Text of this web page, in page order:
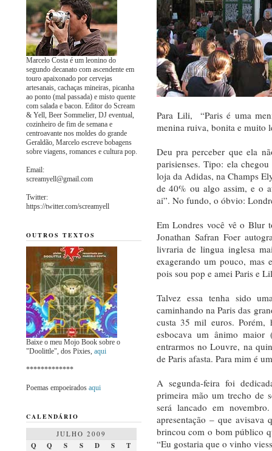
Para Lili, “Paris é uma
menina ruiva, bonita e muito
Deu pra perceber que ela
parisienses. Tipo: ela
loja da Adidas, na Champs
de 40% ou algo assim, e o
ai”. No fundo, o óbvio:
Em Londres você vê o Blur
Jonathan Safran Foer
livraria de lingua inglesa
exagerando um pouco,
pois sou pop e amei Paris e
Talvez essa tenha sido
caminhando na Paris das
custa 35 mil euros.
esbocava um ânimo maior
entrarmos no Louvre, na
de Paris afasta. Para mim é
A segunda-feira foi
primeira mão um trecho de
será lancado em
apresentação – que avisava
brincou com o bom público
“Eu gostaria que o vinho
Marcelo Costa é um leonino do
segundo decanato com ascendente em
touro apaixonado por cervejas
artesanais, cachaças mineiras, picanha
ao ponto (mal passada) e misto quente
com salada e bacon. Editor do Scream
& Yell, Beer Sommelier, DJ eventual,
cozinheiro de fim de semana e
centroavante nos moldes do grande
Geraldão, Marcelo escreve bobagens
sobre viagens, romances e cultura pop.
Email:
screamyell@gmail.com
Twitter:
https://twitter.com/screamyell
OUTROS TEXTOS
Baixe o meu Mojo Book sobre o
"Doolittle", dos Pixies, aqui
*************
Poemas empoeirados aqui
CALENDÁRIO
JULHO 2009
Q Q S S D S
T